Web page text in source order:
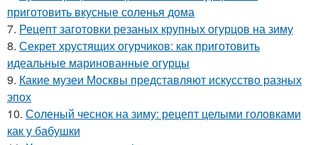
приготовить вкусные соленья дома
7. Рецепт заготовки резаных крупных огурцов на зиму
8. Секрет хрустящих огурчиков: как приготовить
идеальные маринованные огурцы
9. Какие музеи Москвы представляют искусство разных
эпох
10. Соленый чеснок на зиму: рецепт целыми головками
как у бабушки